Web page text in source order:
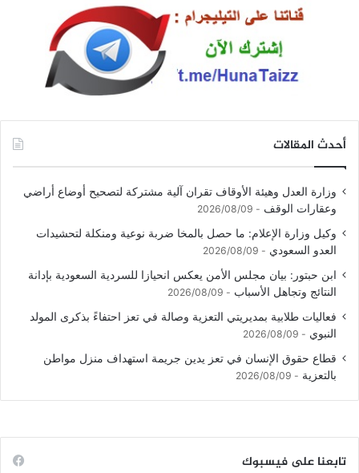
أحدث المقالات
وزارة العدل وهيئة الأوقاف تقران آلية مشتركة لتصحيح أوضاع أراضي
وعقارات الوقف
2026/08/09
وكيل وزارة الإعلام: ما حصل بالمخا ضربة نوعية ومنكلة لتحشيدات
العدو السعودي
2026/08/09
ابن حبتور: بيان مجلس الأمن يعكس انحيازا للسردية السعودية بإدانة
النتائج وتجاهل الأسباب
2026/08/09
فعاليات طلابية بمديريتي التعزية وصالة في تعز احتفاءً بذكرى المولد
النبوي
2026/08/09
قطاع حقوق الإنسان في تعز يدين جريمة استهداف منزل مواطن
بالتعزية
2026/08/09
تابعنا على فيسبوك